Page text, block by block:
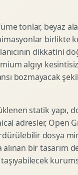
Afis Tasarimi
Brosur Tasarimi
Sosyal Medya Gorsel
Sunum Tasarimi
Infografik Tasarimi
Fuaye Gorsel Tasarimi
Kurumsal Ilan Tasarimi
tonlar, beyaz
birlikte
dikkatini
algıyı
bozmayacak
statik yapı,
adresler, Open
dosya
alınan bir tasarım